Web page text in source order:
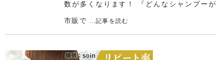
数が多くなります！ 『どんなシャンプーが
市販で ...記事を読む